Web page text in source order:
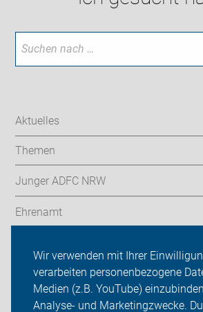
Wir verwenden mit Ihrer
verarbeiten personenbezogene
Medien (z.B. YouTube)
Analyse- und Marketingzwecke.
Aktuelles
Themen
Junger ADFC NRW
Ehrenamt
Über uns
Sei dabei